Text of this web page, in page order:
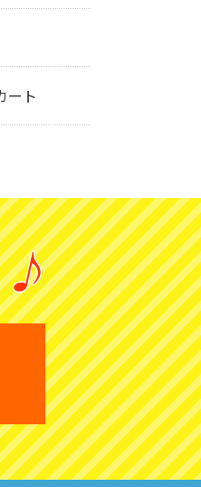
ート